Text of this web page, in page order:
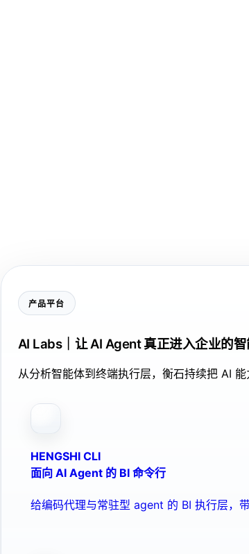
产品平台
AI Labs｜让 AI Agent 真正进入企业的
从分析智能体到终端执行层，衡石持续把 AI
HENGSHI CLI
面向 AI Agent 的 BI 命令行
给编码代理与常驻型 agent 的 BI 执行层，